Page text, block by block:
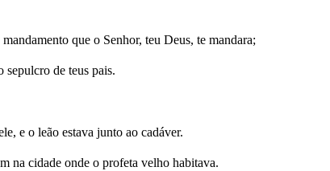
que o Senhor, teu Deus, te mandara;
sepulcro de teus pais.
e o leão estava junto ao cadáver.
na cidade onde o profeta velho habitava.